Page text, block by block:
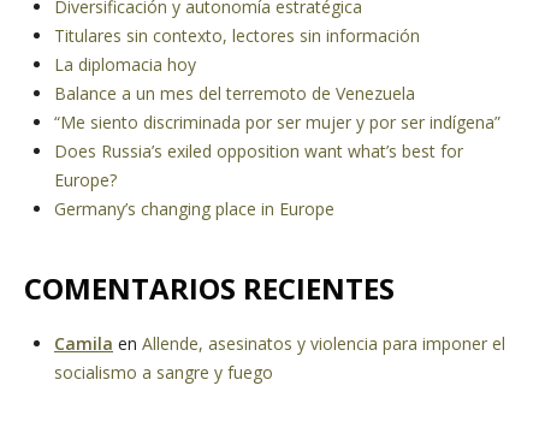
Diversificación y autonomía estratégica
Titulares sin contexto, lectores sin información
La diplomacia hoy
Balance a un mes del terremoto de Venezuela
“Me siento discriminada por ser mujer y por ser indígena”
Does Russia’s exiled opposition want what’s best for
Europe?
Germany’s changing place in Europe
COMENTARIOS RECIENTES
Camila en Allende, asesinatos y violencia para imponer el
socialismo a sangre y fuego